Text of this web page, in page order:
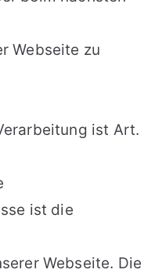
Webseite zu
ist Art.
ist die
Webseite. Die